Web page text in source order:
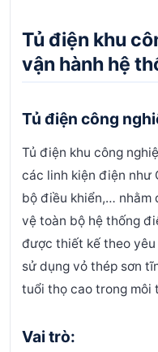
Tủ điện khu
vận hành hệ
Tủ điện công
Tủ điện khu công
các linh kiện điện như
bộ điều khiển,… nhằm
vệ toàn bộ hệ thống
được thiết kế theo
sử dụng vỏ thép sơn
tuổi thọ cao trong môi
Vai trò: